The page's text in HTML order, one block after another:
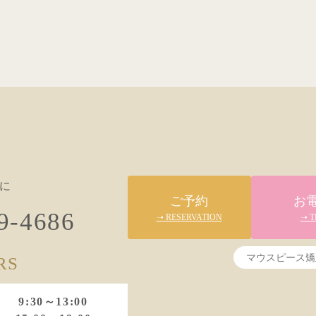
4686
9:30～13:00
ご予約
➝ RESERVATION
お
➝